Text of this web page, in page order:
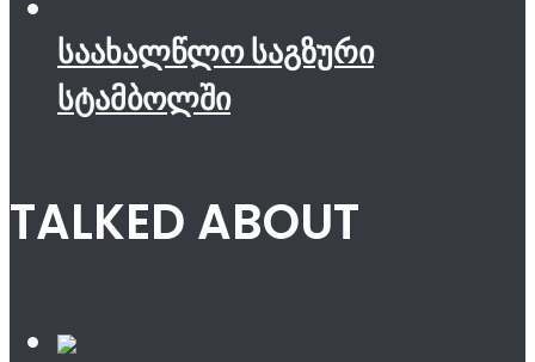
საახალწლო საგზური
სტამბოლში
TALKED ABOUT